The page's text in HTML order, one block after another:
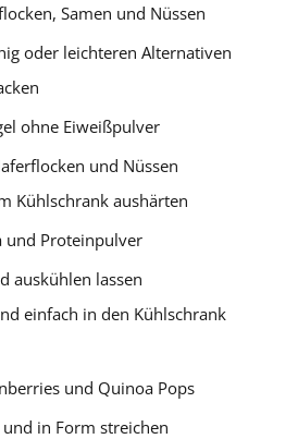
Samen und Nüssen
oder leichteren Alternativen
ohne Eiweißpulver
und Nüssen
Kühlschrank aushärten
und Proteinpulver
auskühlen lassen
einfach in den Kühlschrank
und Quinoa Pops
in Form streichen